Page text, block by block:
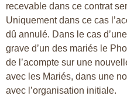
recevable dans ce contrat
Uniquement dans ce cas
dû annulé. Dans le cas
grave d’un des mariés le
de l’acompte sur une
avec les Mariés, dans une
avec l’organisation initiale.